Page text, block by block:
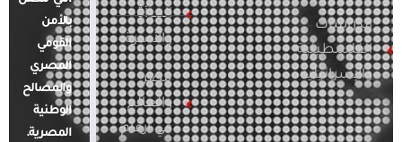
الدراسات
الفلسطينية
والإسرائيلية
المرأة
والأسرة
مصر
والعالم
في أرقام
بالأمن
القومي
المصري
والمصالح
الوطنية
المصرية.